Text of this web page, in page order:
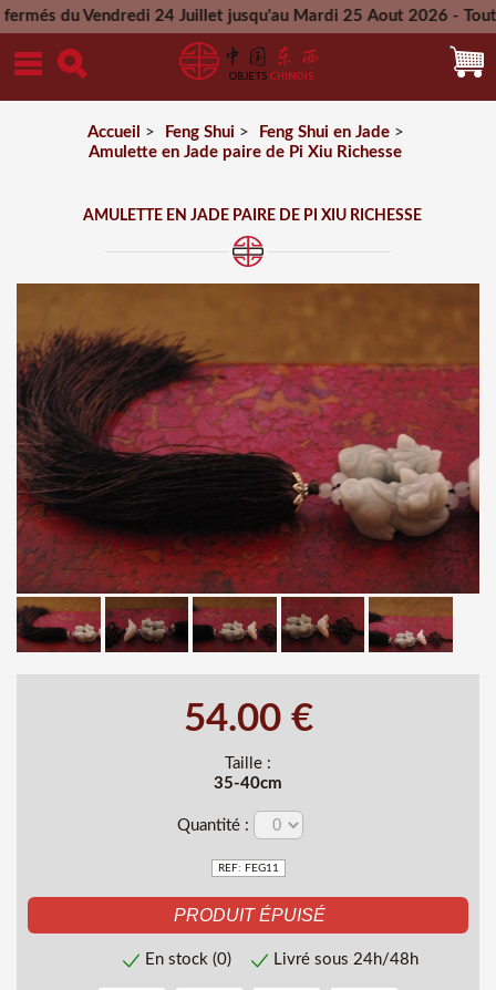
du Vendredi 24 Juillet jusqu'au Mardi 25 Aout 2026 - Toutes
Mercredi 26 Aout 2026
Accueil > Feng Shui > Feng Shui en Jade>
Amulette en Jade paire de Pi Xiu Richesse
AMULETTE EN JADE PAIRE DE PI XIU RICHESSE
54.00 €
Taille :
35-40cm
Quantité :
REF: FEG11
En stock (0) Livré sous 24h/48h